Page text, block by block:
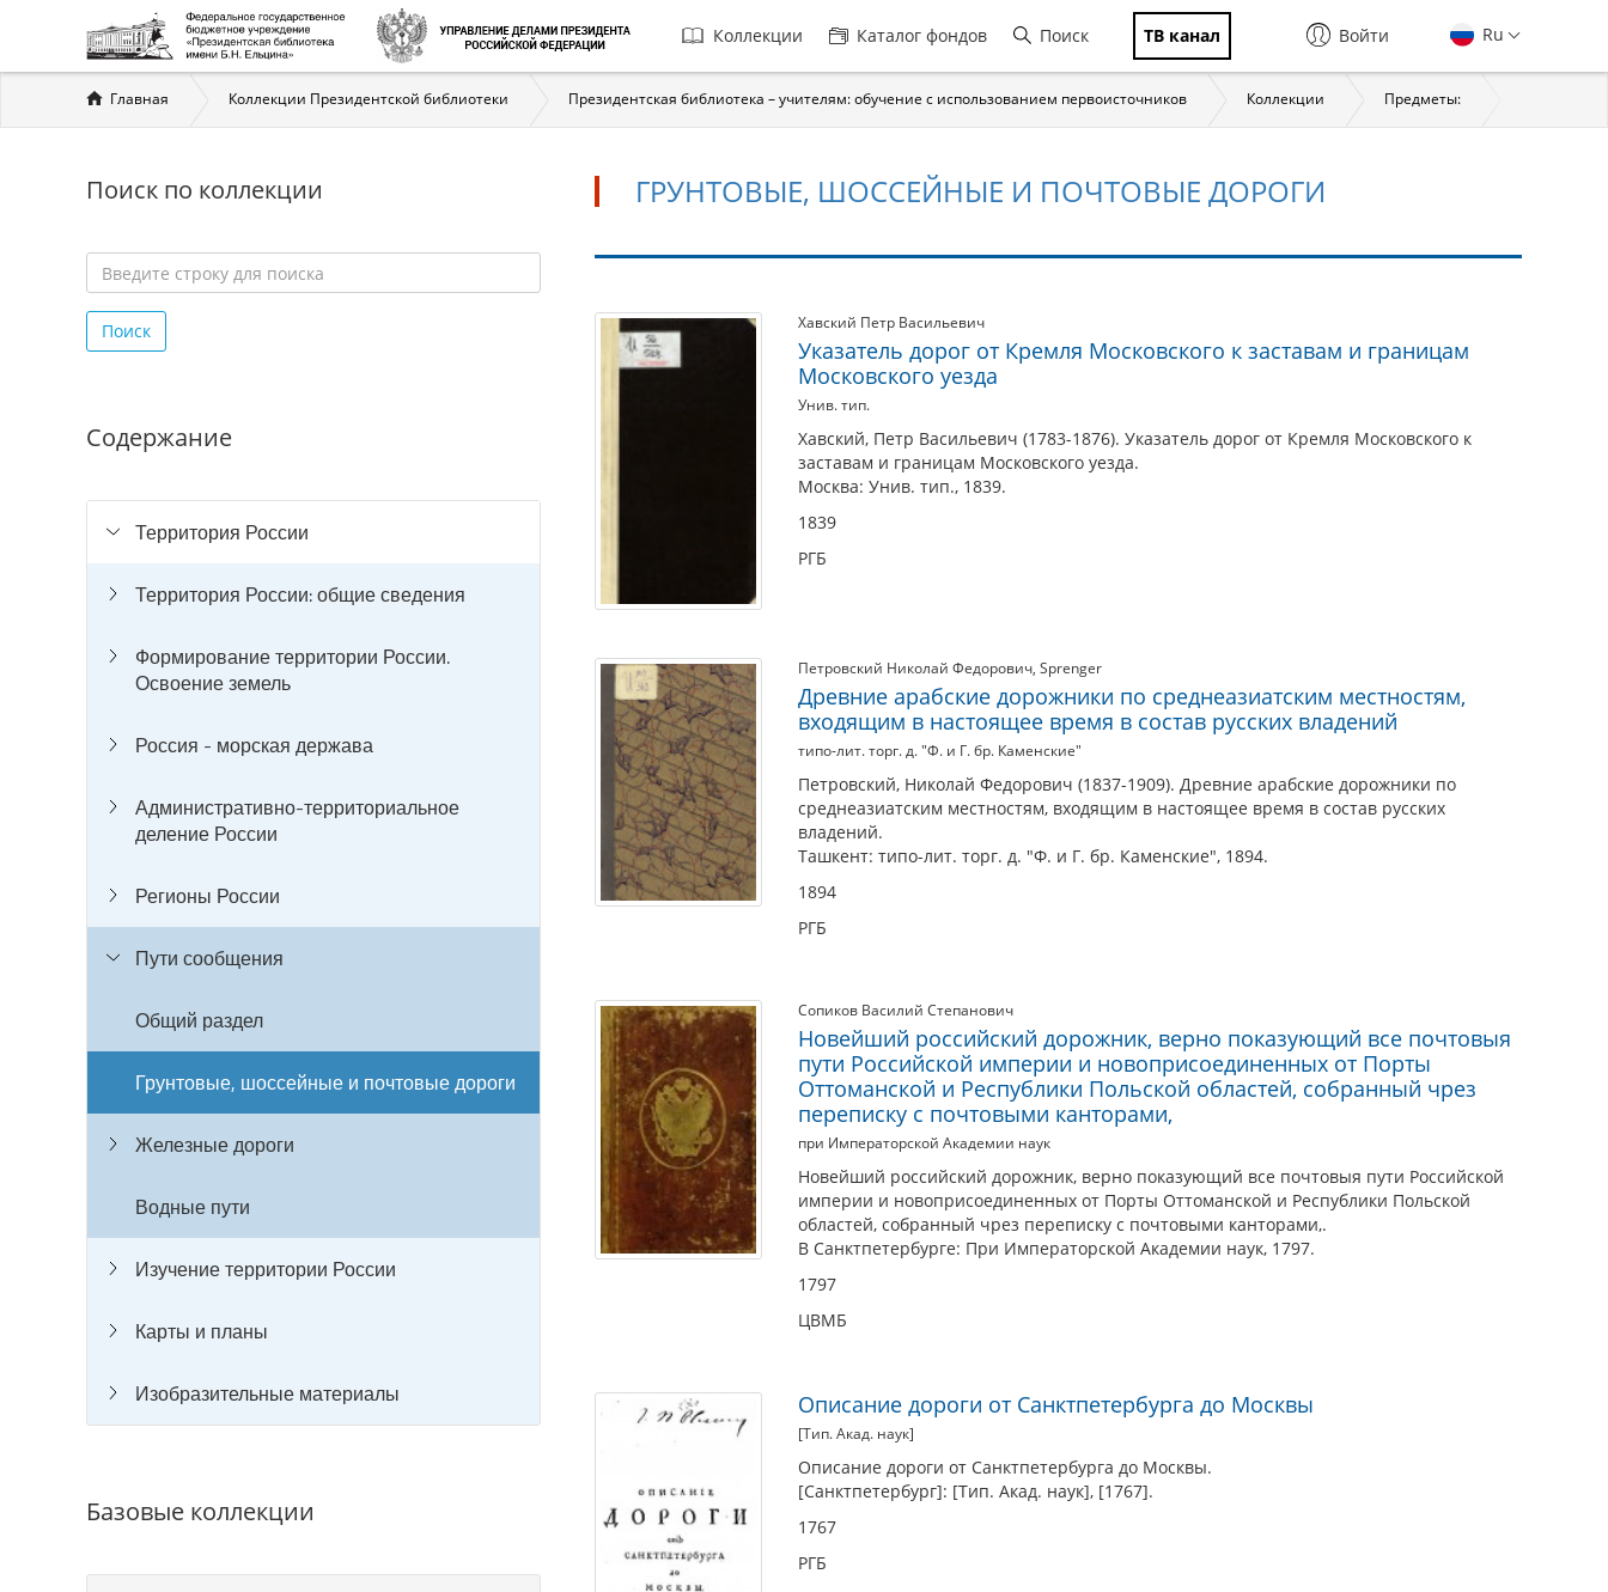
Главная
навигация
Коллекции Каталог фондов Поиск ТВ канал Ru
Войти
Вы
здесь
Главная Коллекции Президентской библиотеки Президентская библиотека – учителям: обучение с использованием первоисточников Коллекции Предметы:
Поиск по коллекции
строку
для
Поиск
Содержание
Территория России
Территория России: общие сведения
Формирование территории России.
Освоение земель
Россия - морская держава
Административно-территориальное
деление России
Регионы России
Пути сообщения
Общий раздел
Грунтовые, шоссейные и почтовые дороги
Железные дороги
Водные пути
Изучение территории России
Карты и планы
Изобразительные материалы
Базовые коллекции
ГРУНТОВЫЕ, ШОССЕЙНЫЕ И ПОЧТОВЫЕ ДОРОГИ
Грунтовые,
шоссейные
Хавский Петр Васильевич
Указатель дорог от Кремля Московского к заставам и границам
Московского уезда
Унив. тип.
Хавский, Петр Васильевич (1783-1876). Указатель дорог от Кремля Московского к
заставам и границам Московского уезда.
Москва: Унив. тип., 1839.
1839
РГБ
Петровский Николай Федорович, Sprenger
Древние арабские дорожники по среднеазиатским местностям,
входящим в настоящее время в состав русских владений
типо-лит. торг. д. "Ф. и Г. бр. Каменские"
Петровский, Николай Федорович (1837-1909). Древние арабские дорожники по
среднеазиатским местностям, входящим в настоящее время в состав русских
владений.
Ташкент: типо-лит. торг. д. "Ф. и Г. бр. Каменские", 1894.
1894
РГБ
Сопиков Василий Степанович
Новейший российский дорожник, верно показующий все почтовыя
пути Российской империи и новоприсоединенных от Порты
Оттоманской и Республики Польской областей, собранный чрез
переписку с почтовыми канторами,
при Императорской Академии наук
Новейший российский дорожник, верно показующий все почтовыя пути Российской
империи и новоприсоединенных от Порты Оттоманской и Республики Польской
областей, собранный чрез переписку с почтовыми канторами,.
В Санктпетербурге: При Императорской Академии наук, 1797.
1797
ЦВМБ
Описание дороги от Санктпетербурга до Москвы
[Тип. Акад. наук]
Описание дороги от Санктпетербурга до Москвы.
[Санктпетербург]: [Тип. Акад. наук], [1767].
1767
РГБ